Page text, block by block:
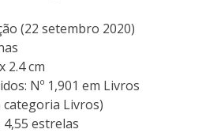
(22 setembro 2020)
2.4 cm
Nº 1,901 em Livros
categoria Livros)
4,55 estrelas